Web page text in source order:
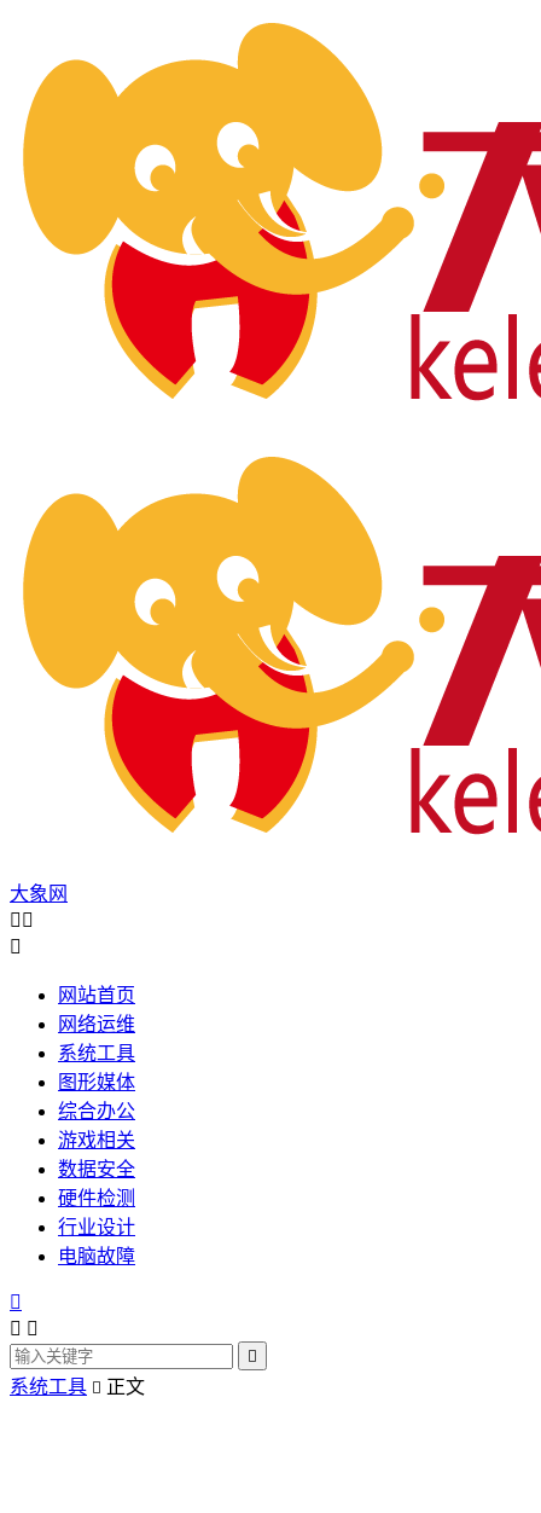
大象网
 

网站首页
网络运维
系统工具
图形媒体
综合办公
游戏相关
数据安全
硬件检测
行业设计
电脑故障

 

系统工具  正文